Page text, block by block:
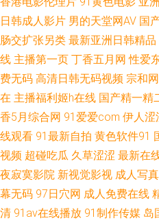
一级二级 91殴美 韩国三级视频网站
A∨在线观看 97偷拍门事件 国产一二
日韩成人影片 男的天堂网AV 国
肠交扩张另类 最新亚洲日韩精品
线 主播第一页 丁香五月网 性爱
费无码 高清日韩无码视频 宗和
在 主播福利姬h在线 国产精一精
香5月综合网 91爱爱com 伊人涩
线观看 91最新自拍 黄色软件91
视频 超碰吃瓜 久草涩涩 最新在
夜寂寞影院 新视觉影视 成人写
幕无码 97日穴网 成人免费在线
清 91av在线播放 91制作传媒 岛